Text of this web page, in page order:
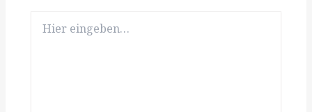
eingeben…